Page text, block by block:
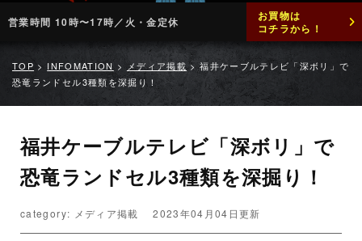
営業時間 10時〜17時／火・金定休
お買物は
コチラから！
TOP > INFOMATION > メディア掲載>福井ケーブルテレビ「深ボリ」で
恐竜ランドセル3種類を深掘り！
福井ケーブルテレビ「深ボリ」で
恐竜ランドセル3種類を深掘り！
category: メディア掲載 2023年04月04日更新